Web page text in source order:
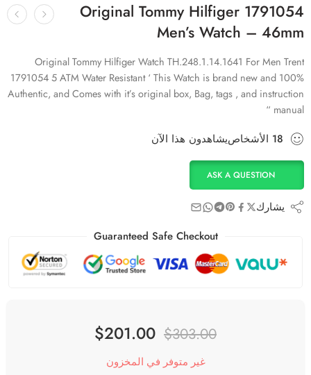
Original Tommy Hilfiger 1791054
Men’s Watch – 46mm
Original Tommy Hilfiger Watch TH.248.1.14.1641 For Men Trent
1791054 5 ATM Water Resistant ‘ This Watch is brand new and 100%
Authentic, and Comes with it’s original box, Bag, tags , and instruction
manual “
18 الأشخاصيشاهدون هذا الآن
ASK A QUESTION
يشارك
Guaranteed Safe Checkout
$303.00
$201.00
غير متوفر في المخزون